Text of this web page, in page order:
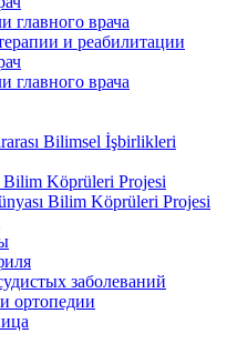
главного врача
и реабилитации
главного врача
Bilimsel İşbirlikleri
Bilim Köprüleri Projesi
Bilim Köprüleri Projesi
заболеваний
ортопедии